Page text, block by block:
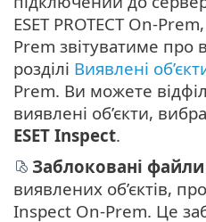
ESET PROTECT On-
Prem звітуватиме про
розділі Виявлені
Prem. Ви можете
виявлені об’єкти,
ESET Inspect.
Заблоковані файли
виявлених об’єктів,
Inspect On-Prem. Це